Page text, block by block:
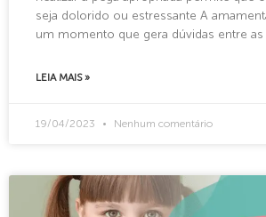
seja dolorido ou estressante A
um momento que gera dúvidas entre as
LEIA MAIS »
19/04/2023 Nenhum comentário